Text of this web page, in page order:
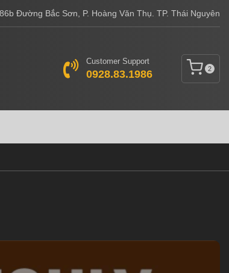
86b Đường Bắc Sơn, P. Hoàng Văn Thụ. TP. Thái Nguyên
Customer Support
0928.83.1986 2